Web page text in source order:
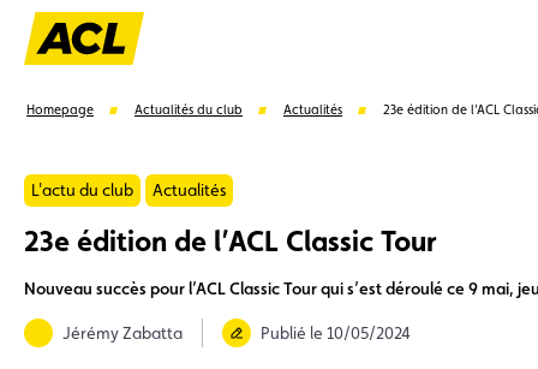
Carte membre Avantages Contrat de vente
Homepage Actualités du club Actualités 23e édition de l’ACL
L'actu du club Actualités
23e édition de l’ACL Classic Tour
Nouveau succès pour l’ACL Classic Tour qui s’est déroulé ce 9 mai,
Jérémy Zabatta Publié le 10/05/2024